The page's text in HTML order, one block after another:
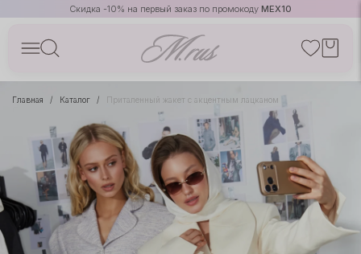
Скидка -10% на первый заказ по промокоду MEX10
Главная Каталог Приталенный жакет с акцентным лацканом